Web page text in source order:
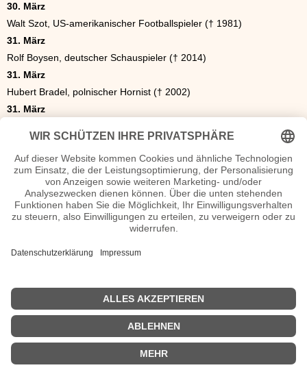
30. März
Walt Szot, US-amerikanischer Footballspieler († 1981)
31. März
Rolf Boysen, deutscher Schauspieler († 2014)
31. März
Hubert Bradel, polnischer Hornist († 2002)
31. März
2012)
| © 2013–2026 was-war-wann.de. Alle Rechte vorbehalten. |